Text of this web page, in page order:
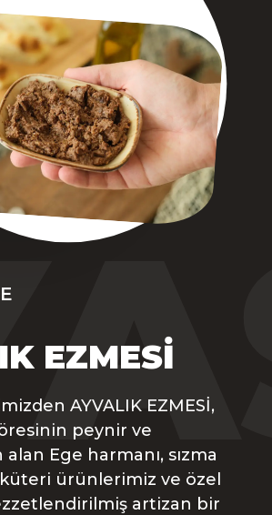
EZMESI
AYVALIK EZMESİ,
peynir ve
Ege harmanı, sızma
ürünlerimiz ve özel
artizan bir